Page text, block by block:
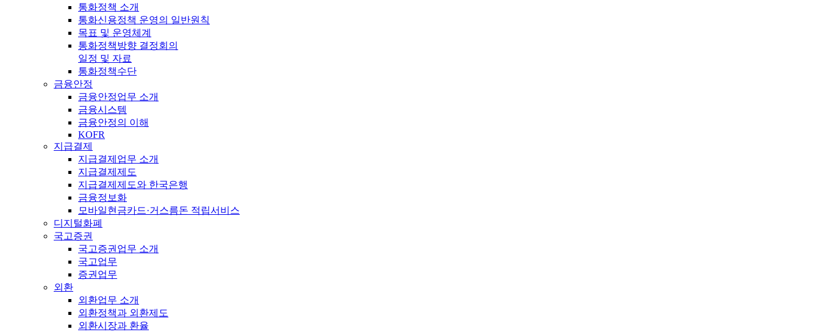
통화정책 소개
통화신용정책 운영의 일반원칙
목표 및 운영체계
통화정책방향 결정회의
일정 및 자료
통화정책수단
금융안정
금융안정업무 소개
금융시스템
금융안정의 이해
KOFR
지급결제
지급결제업무 소개
지급결제제도
지급결제제도와 한국은행
금융정보화
모바일현금카드·거스름돈 적립서비스
디지털화폐
국고증권
국고증권업무 소개
국고업무
증권업무
외환
외환업무 소개
외환정책과 외환제도
외환시장과 환율